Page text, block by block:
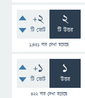
+2
টি ভোট
2
টি উত্তর
1,431বার দেখা হয়েছে
+1
টি ভোট
1
উত্তর
422বার দেখা হয়েছে